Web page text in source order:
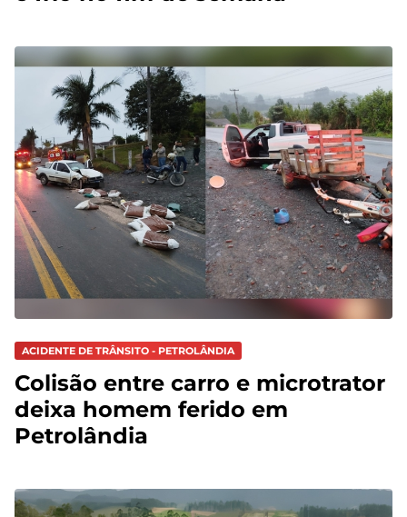
ACIDENTE DE TRÂNSITO - PETROLÂNDIA
Colisão entre carro e microtrator
deixa homem ferido em
Petrolândia